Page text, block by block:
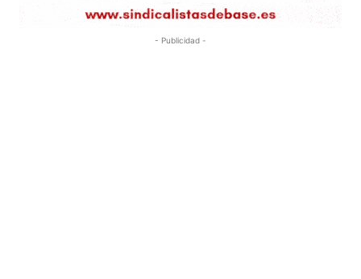
- Publicidad -